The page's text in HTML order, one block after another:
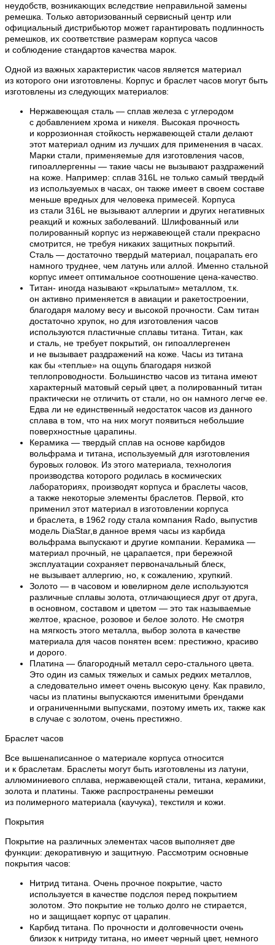
неудобств, возникающих вследствие неправильной замены
ремешка. Только авторизованный сервисный центр или
официальный дистрибьютор может гарантировать подлинность
ремешков, их соответствие размерам корпуса часов
и соблюдение стандартов качества марок.
Одной из важных характеристик часов является материал
из которого они изготовлены. Корпус и браслет часов могут быть
изготовлены из следующих материалов:
Нержавеющая сталь — сплав железа с углеродом
с добавлением хрома и никеля. Высокая прочность
и коррозионная стойкость нержавеющей стали делают
этот материал одним из лучших для применения в часах.
Марки стали, применяемые для изготовления часов,
гипоаллергенны — такие часы не вызывают раздражений
на коже. Например: сплав 316L не только самый твердый
из используемых в часах, он также имеет в своем составе
меньше вредных для человека примесей. Корпуса
из стали 316L не вызывают аллергии и других негативных
реакций и кожных заболеваний. Шлифованный или
полированный корпус из нержавеющей стали прекрасно
смотрится, не требуя никаких защитных покрытий.
Сталь — достаточно твердый материал, поцарапать его
намного труднее, чем латунь или аллой. Именно стальной
корпус имеет оптимальное соотношение цена-качество.
Титан- иногда называют «крылатым» металлом, т.к.
он активно применяется в авиации и ракетостроении,
благодаря малому весу и высокой прочности. Сам титан
достаточно хрупок, но для изготовления часов
используются пластичные сплавы титана. Титан, как
и сталь, не требует покрытий, он гипоаллергенен
и не вызывает раздражений на коже. Часы из титана
как бы «теплые» на ощупь благодаря низкой
теплопроводности. Большинство часов из титана имеют
характерный матовый серый цвет, а полированный титан
практически не отличить от стали, но он намного легче ее.
Едва ли не единственный недостаток часов из данного
сплава в том, что на них могут появиться небольшие
поверхностные царапины.
Керамика — твердый сплав на основе карбидов
вольфрама и титана, используемый для изготовления
буровых головок. Из этого материала, технология
производства которого родилась в космических
лабораториях, производят корпуса и браслеты часов,
а также некоторые элементы браслетов. Первой, кто
применил этот материал в изготовлении корпуса
и браслета, в 1962 году стала компания Rado, выпустив
модель DiaStar,в данное время часы из карбида
вольфрама выпускают и другие компании. Керамика —
материал прочный, не царапается, при бережной
эксплуатации сохраняет первоначальный блеск,
не вызывает аллергию, но, к сожалению, хрупкий.
Золото — в часовом и ювелирном деле используются
различные сплавы золота, отличающиеся друг от друга,
в основном, составом и цветом — это так называемые
желтое, красное, розовое и белое золото. Не смотря
на мягкость этого металла, выбор золота в качестве
материала для часов понятен всем: престижно, красиво
и дорого.
Платина — благородный металл серо-стального цвета.
Это один из самых тяжелых и самых редких металлов,
а следовательно имеет очень высокую цену. Как правило,
часы из платины выпускаются именитыми брендами
и ограниченными выпусками, поэтому иметь их, также как
в случае с золотом, очень престижно.
Браслет часов
Все вышенаписанное о материале корпуса относится
и к браслетам. Браслеты могут быть изготовлены из латуни,
аллюминиевого сплава, нержавеющей стали, титана, керамики,
золота и платины. Также распространены ремешки
из полимерного материала (каучука), текстиля и кожи.
Покрытия
Покрытие на различных элементах часов выполняет две
функции: декоративную и защитную. Рассмотрим основные
покрытия часов:
Нитрид титана. Очень прочное покрытие, часто
используется в качестве подслоя перед покрытием
золотом. Это покрытие не только долго не стирается,
но и защищает корпус от царапин.
Карбид титана. По прочности и долговечности очень
близок к нитриду титана, но имеет черный цвет, немного